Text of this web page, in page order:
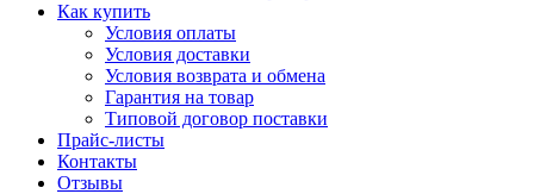
Как купить
Условия оплаты
Условия доставки
Условия возврата и обмена
Гарантия на товар
Типовой договор поставки
Прайс-листы
Контакты
Отзывы